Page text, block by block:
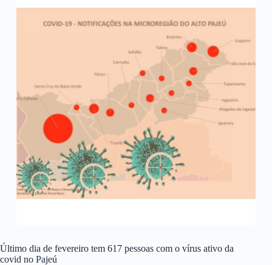
Último dia de fevereiro tem 617 pessoas com o vírus ativo da
covid no Pajeú